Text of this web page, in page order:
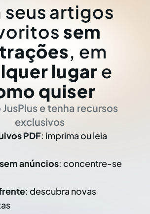
seus artigos
sem
, em
lugar e
quiser
JusPlus e tenha recursos
exclusivos
PDF: imprima ou leia
sem anúncios: concentre-se
: descubra novas